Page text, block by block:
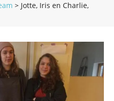
> Jotte, Iris en Charlie,